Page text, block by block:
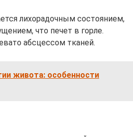
лихорадочным состоянием,
что печет в горле.
абсцессом тканей.
живота: особенности